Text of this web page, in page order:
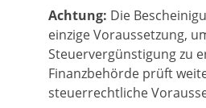
Achtung: Die
einzige Voraussetzung,
Steuervergünstigung zu
Finanzbehörde prüft
steuerrechtliche